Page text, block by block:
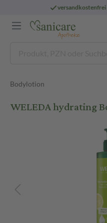
versandkostenfrei
Bodylotion
WELEDA hydrating